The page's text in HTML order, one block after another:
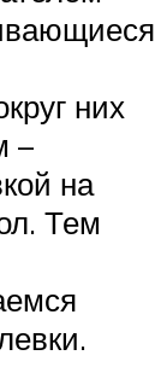
них
–
на
Тем